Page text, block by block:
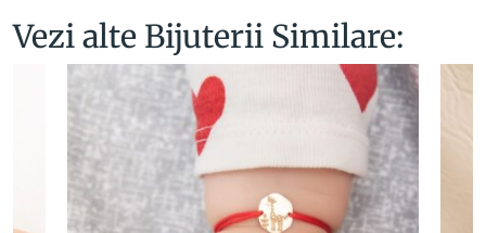
Vezi alte Bijuterii Similare: